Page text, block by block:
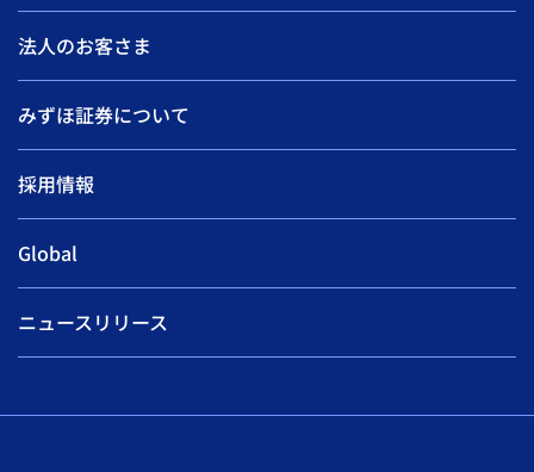
法人のお客さま
みずほ証券について
採用情報
Global
ニュースリリース